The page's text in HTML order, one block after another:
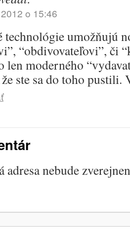
o 15:46
technológie umožňujú
“obdivovateľovi”, či
len moderného
ste sa do toho pustili.
adresa nebude